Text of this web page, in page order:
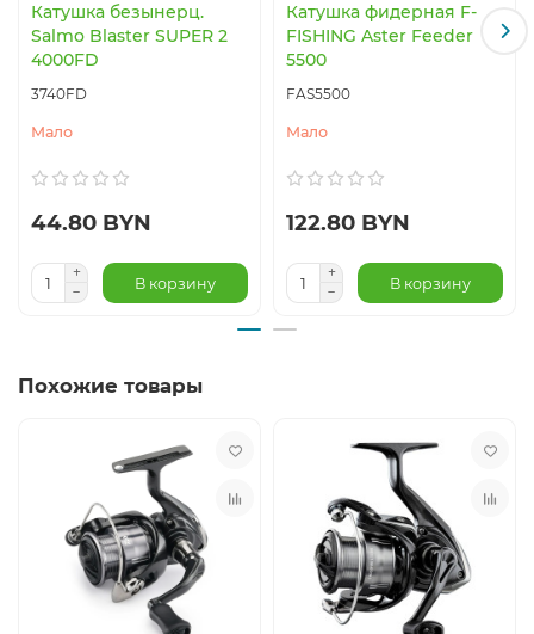
Катушка безынерц.
Salmo Blaster SUPER 2
4000FD
3740FD
Мало
44.80 BYN
В корзину
Катушка фидерная F-
FISHING Aster Feeder
5500
FAS5500
Мало
122.80 BYN
В корзину
Похожие товары